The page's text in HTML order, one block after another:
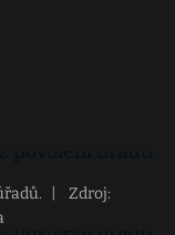
Zdroj: